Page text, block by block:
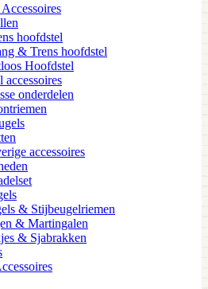
hoofdstel
& Trens hoofdstel
Hoofdstel
accessoires
onderdelen
accessoires
& Stijbeugelriemen
& Martingalen
& Sjabrakken